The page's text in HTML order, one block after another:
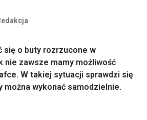
się o buty rozrzucone w
nie zawsze mamy możliwość
W takiej sytuacji sprawdzi się
można wykonać samodzielnie.